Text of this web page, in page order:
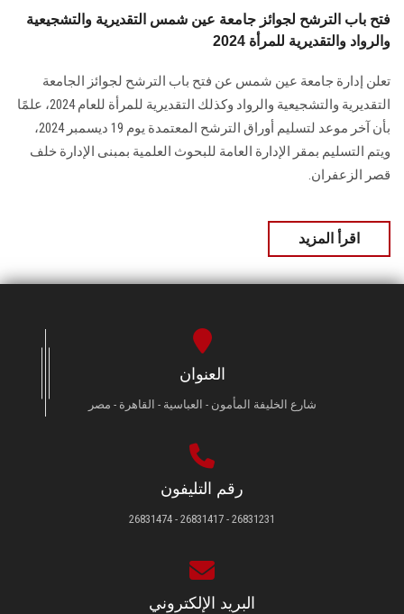
الزائـرون
سجل الان
فتح باب الترشح لجوائز جامعة عين شمس التقديرية والتشجيعية
والرواد والتقديرية للمرأة 2024
تعلن إدارة جامعة عين شمس عن فتح باب الترشح لجوائز الجامعة
التقديرية والتشجيعية والرواد وكذلك التقديرية للمرأة للعام 2024، علمًا
بأن آخر موعد لتسليم أوراق الترشح المعتمدة يوم 19 ديسمبر 2024،
ويتم التسليم بمقر الإدارة العامة للبحوث العلمية بمبنى الإدارة خلف
قصر الزعفران.
اقرأ المزيد
العنوان
شارع الخليفة المأمون - العباسية - القاهرة - مصر
رقم التليفون
26831231 - 26831417 - 26831474
البريد الإلكتروني